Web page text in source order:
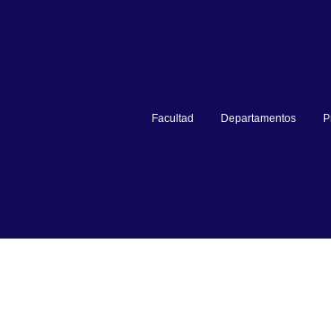
Facultad Departamentos